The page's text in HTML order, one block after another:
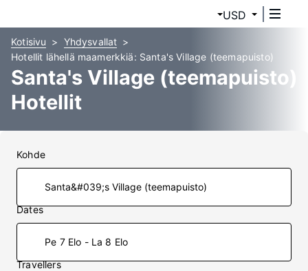
USD
Kotisivu
Yhdysvallat
Hotellit lähellä maamerkkiä: Santa's Village (teemapuisto)
Santa's Village (teemapuisto)
Hotellit
Kohde
Dates
Pe 7 Elo - La 8 Elo
Travellers